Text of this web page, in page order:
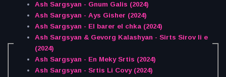
Ash Sargsyan - Gnum Galis (2024)
Ash Sargsyan - Ays Gisher (2024)
Ash Sargsyan - El barer el chka (2024)
Ash Sargsyan & Gevorg Kalashyan - Sirts Sirov li e
(2024)
Ash Sargsyan - En Meky Srtis (2024)
Ash Sargsyan - Srtis Li Covy (2024)